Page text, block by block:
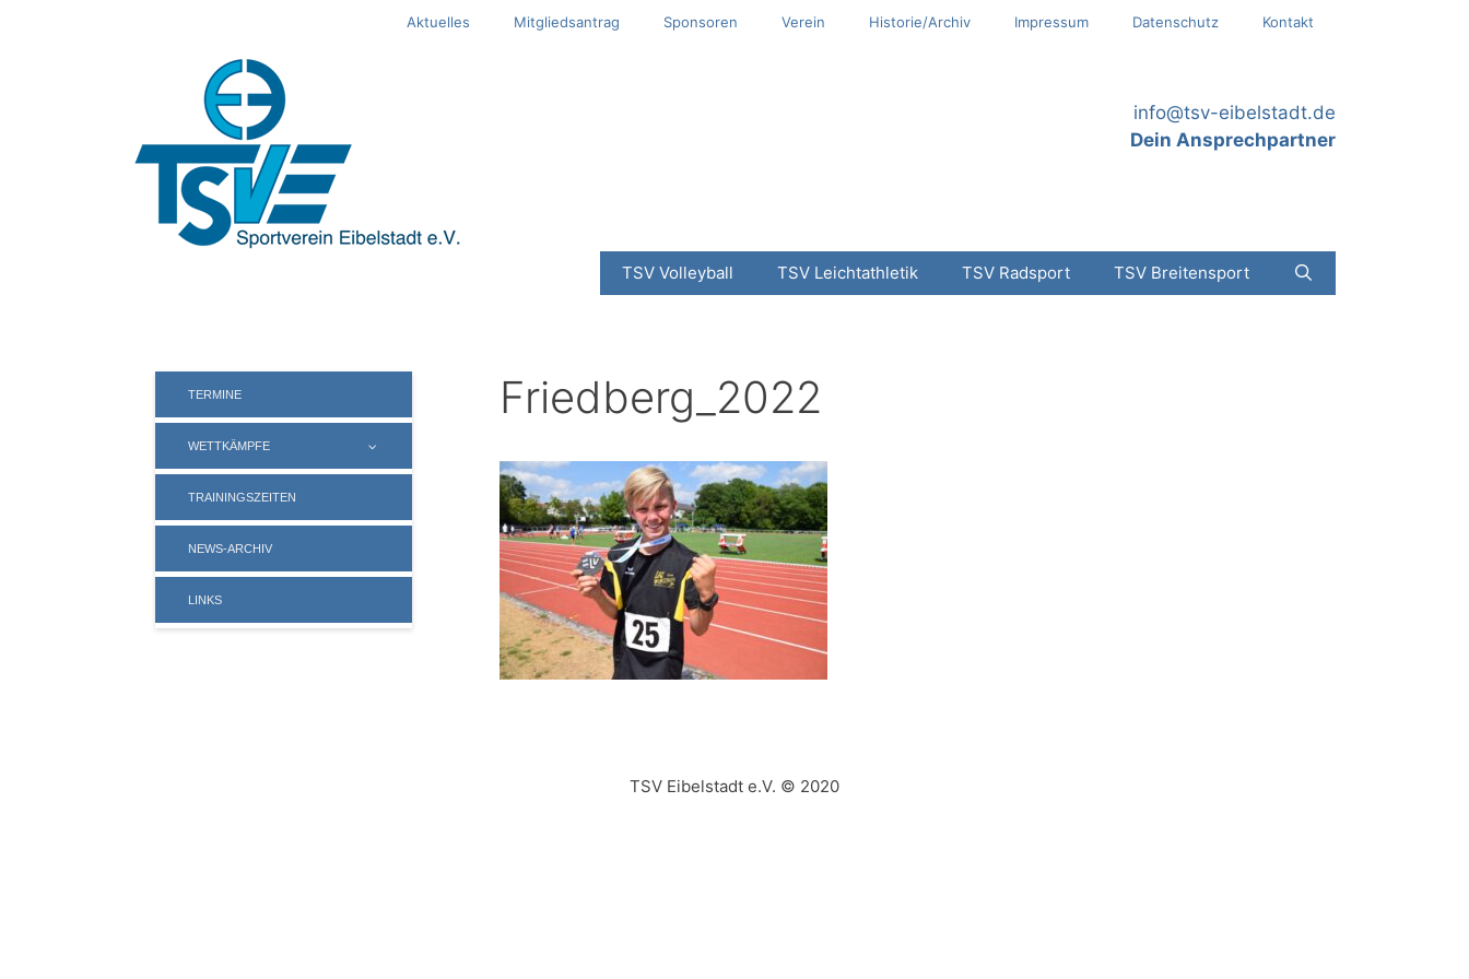
Aktuelles Mitgliedsantrag Sponsoren Verein Historie/Archiv Impressum Datenschutz Kontakt
info@tsv-eibelstadt.de
Dein Ansprechpartner
TSV Volleyball TSV Leichtathletik TSV Radsport TSV Breitensport
Friedberg_2022
TERMINE
WETTKÄMPFE
TRAININGSZEITEN
NEWS-ARCHIV
LINKS
TSV Eibelstadt e.V. © 2020